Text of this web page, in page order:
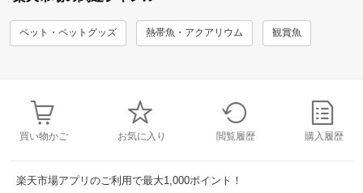
ペット・ペットグッズ 熱帯魚・アクアリウム 観賞魚
買い物かご お気に入り 閲覧履歴 購入履歴
楽天市場アプリのご利用で最大1,000ポイント！